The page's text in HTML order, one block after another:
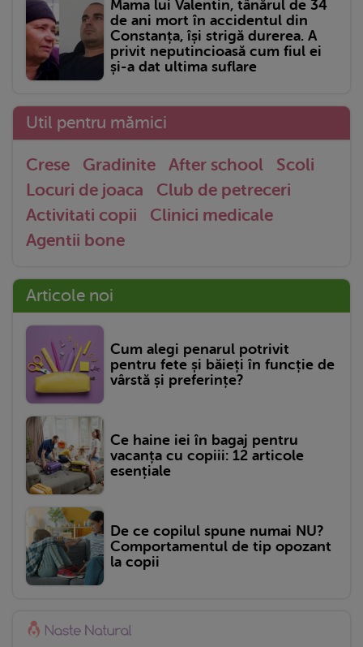
Mama lui Valentin, tânărul de 34
de ani mort în accidentul din
Constanța, își strigă durerea. A
privit neputincioasă cum fiul ei
și-a dat ultima suflare
Util pentru mămici
Crese Gradinite After school
Scoli
Locuri de joaca
Club de petreceri
Activitati copii
Clinici medicale
Agentii bone
Articole noi
Cum alegi penarul potrivit
pentru fete și băieți în funcție de
vârstă și preferințe?
Ce haine iei în bagaj pentru
vacanța cu copiii: 12 articole
esențiale
De ce copilul spune numai NU?
Comportamentul de tip opozant
la copii